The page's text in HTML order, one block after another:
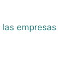
empresas